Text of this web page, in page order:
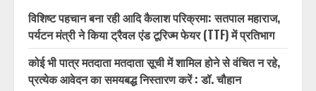
विशिष्ट पहचान बना रही आदि कैलाश परिक्रमा: सतपाल महाराज,
पर्यटन मंत्री ने किया ट्रैवल एंड टूरिज्म फेयर (TTF) में प्रतिभाग
कोई भी पात्र मतदाता मतदाता सूची में शामिल होने से वंचित न रहे,
प्रत्येक आवेदन का समयबद्ध निस्तारण करें : डॉ. चौहान